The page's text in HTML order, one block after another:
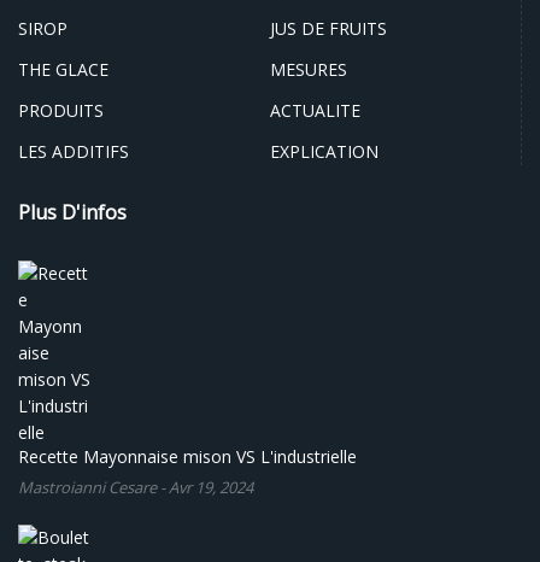
SIROP
JUS DE FRUITS
THE GLACE
MESURES
PRODUITS
ACTUALITE
LES ADDITIFS
EXPLICATION
Plus D'infos
Recette Mayonnaise mison VS L'industrielle
Mastroianni Cesare-Avr 19, 2024